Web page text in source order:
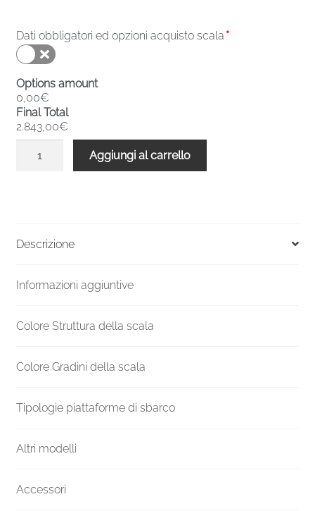
Dati obbligatori ed opzioni acquisto scala *
Options amount
0,00€
Final Total
2.843,00€
Versione
4409
1300
quantità
Aggiungi al carrello
Descrizione
Informazioni aggiuntive
Colore Struttura della scala
Colore Gradini della scala
Tipologie piattaforme di sbarco
Altri modelli
Accessori